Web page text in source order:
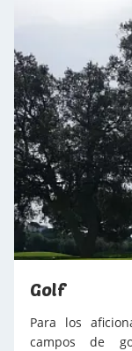
Para los ciclistas
segmentos más
Les Gavarres,
emocionantes,
dos países.
Golf
Para los
campos de